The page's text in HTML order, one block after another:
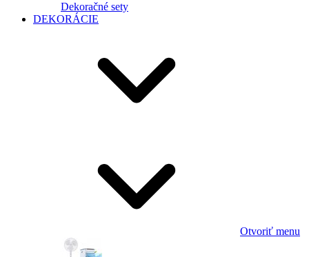
Dekoračné sety
DEKORÁCIE
Otvoriť menu